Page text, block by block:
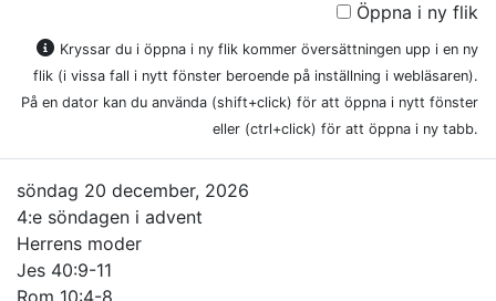
Öppna i ny flik
Kryssar du i öppna i ny flik kommer översättningen upp i en ny
flik (i vissa fall i nytt fönster beroende på inställning i webläsaren).
På en dator kan du använda (shift+click) för att öppna i nytt fönster
eller (ctrl+click) för att öppna i ny tabb.
söndag 20 december, 2026
4:e söndagen i advent
Herrens moder
Jes 40:9-11
Rom 10:4-8